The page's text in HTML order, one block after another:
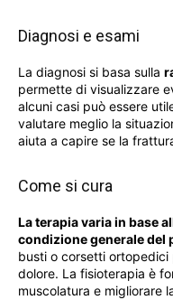
Diagnosi e esami
La diagnosi si basa sulla
permette di visualizzare
alcuni casi può essere
valutare meglio la
aiuta a capire se la
Come si cura
La terapia varia in base
condizione generale del
busti o corsetti ortopedici
dolore. La fisioterapia è
muscolatura e migliorare